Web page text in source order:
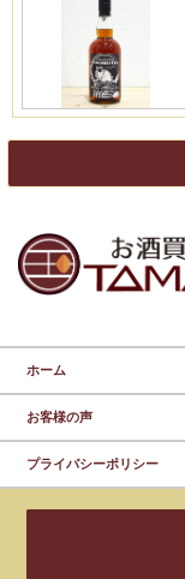
ホーム
お客様の声
プライバシーポリシー